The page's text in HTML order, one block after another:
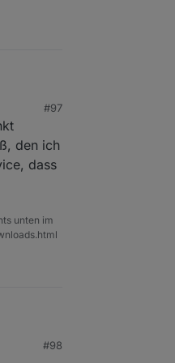
#97
den ich
dass
unten im
#98